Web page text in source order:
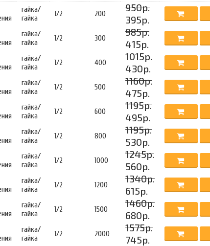
гайка/
гайка
1/2 200
950р.
395р.
гайка/
гайка
1/2 300
985р.
415р.
гайка/
гайка
1/2 400
1015р.
430р.
гайка/
гайка
1/2 500
1160р.
475р.
гайка/
гайка
1/2 600
1195р.
495р.
гайка/
гайка
1/2 800
1195р.
530р.
гайка/
гайка
1/2 1000
1245р.
560р.
гайка/
гайка
1/2 1200
1340р.
615р.
гайка/
гайка
1/2 1500
1460р.
680р.
гайка/
гайка
1/2 2000
1575р.
745р.